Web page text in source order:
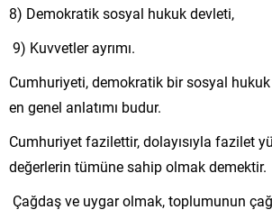
8) Demokratik sosyal hukuk devleti,
9) Kuvvetler ayrımı.
Cumhuriyeti, demokratik bir sosyal
en genel anlatımı budur.
Cumhuriyet fazilettir, dolayısıyla fazilet
değerlerin tümüne sahip olmak demektir.
Çağdaş ve uygar olmak, toplumunun